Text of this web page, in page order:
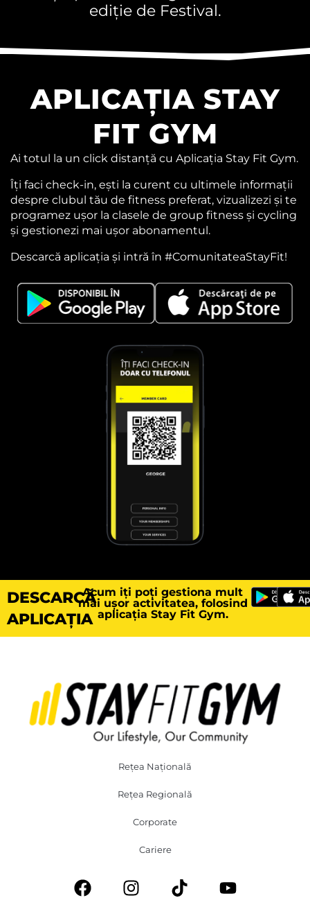
ediție de Festival.
APLICAȚIA STAY
FIT GYM
Ai totul la un click distanță cu Aplicația Stay Fit Gym.
Îți faci check-in, ești la curent cu ultimele informații
despre clubul tău de fitness preferat, vizualizezi și te
programez ușor la clasele de group fitness și cycling
și gestionezi mai ușor abonamentul.
Descarcă aplicația și intră în #ComunitateaStayFit!
DESCARCĂ
APLICAȚIA
Acum iți poți gestiona mult
mai ușor activitatea, folosind
aplicația Stay Fit Gym.
Rețea Națională
Rețea Regională
Corporate
Cariere